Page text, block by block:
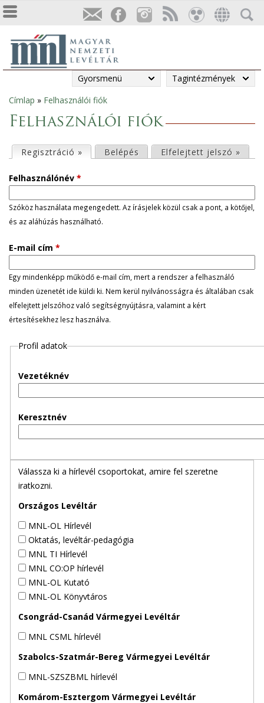
Gyorsmenü Tagintézmények
Jelenlegi
hely
Címlap » Felhasználói fiók
Felhasználói fiók
l
s
ő
d
l
e
g
e
Regisztráció » (aktív fül)
Belépés Elfelejtett jelszó »
Felhasználónév *
Szóköz használata megengedett. Az írásjelek közül csak a pont, a kötőjel,
és az aláhúzás használható.
E-mail cím *
Egy mindenképp működő e-mail cím, mert a rendszer a felhasználó
minden üzenetét ide küldi ki. Nem kerül nyilvánosságra és általában csak
elfelejtett jelszóhoz való segítségnyújtásra, valamint a kért
értesítésekhez lesz használva.
Profil adatok
Vezetéknév
Keresztnév
Válassza ki a hírlevél csoportokat, amire fel szeretne
iratkozni.
Országos Levéltár
MNL-OL Hírlevél
Oktatás, levéltár-pedagógia
MNL TI Hírlevél
MNL CO:OP hírlevél
MNL-OL Kutató
MNL-OL Könyvtáros
Csongrád-Csanád Vármegyei Levéltár
MNL CSML hírlevél
Szabolcs-Szatmár-Bereg Vármegyei Levéltár
MNL-SZSZBML hírlevél
Komárom-Esztergom Vármegyei Levéltár